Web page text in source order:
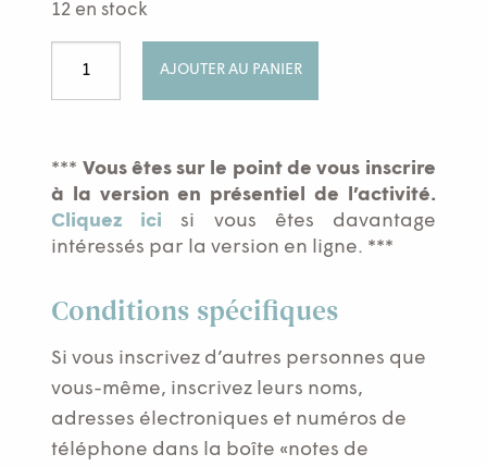
12 en stock
le
bien-
êtreRencontreen
présentiel
AJOUTER AU PANIER
*** Vous êtes sur le point de vous inscrire
à la version en présentiel de l’activité.
Cliquez ici si vous êtes davantage
intéressés par la version en ligne. ***
Conditions spécifiques
Si vous inscrivez d’autres personnes que
vous-même, inscrivez leurs noms,
adresses électroniques et numéros de
téléphone dans la boîte «notes de